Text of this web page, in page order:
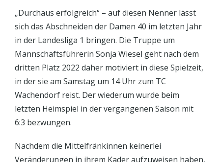
„Durchaus erfolgreich“ – auf diesen Nenner lässt
sich das Abschneiden der Damen 40 im letzten Jahr
in der Landesliga 1 bringen. Die Truppe um
Mannschaftsführerin Sonja Wiesel geht nach dem
dritten Platz 2022 daher motiviert in diese Spielzeit,
in der sie am Samstag um 14 Uhr zum TC
Wachendorf reist. Der wiederum wurde beim
letzten Heimspiel in der vergangenen Saison mit
6:3 bezwungen.
Nachdem die Mittelfränkinnen keinerlei
Veränderungen in ihrem Kader aufzuweisen haben,